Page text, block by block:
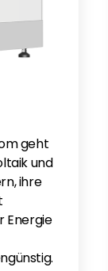
geht
und
ihre
Energie